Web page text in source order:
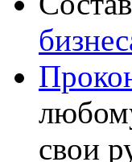
свои